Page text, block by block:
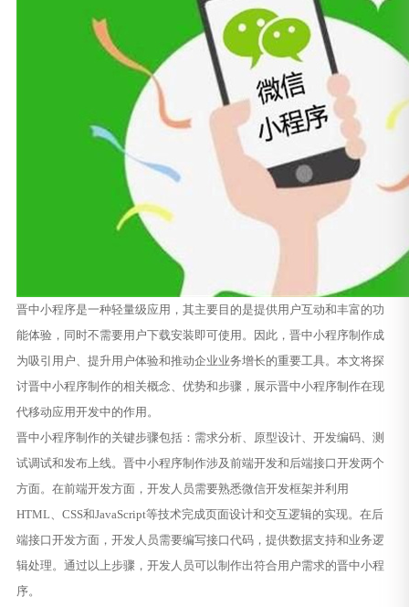
晋中小程序是一种轻量级应用，其主要目的是提供用户互动和丰富的功
能体验，同时不需要用户下载安装即可使用。因此，晋中小程序制作成
为吸引用户、提升用户体验和推动企业业务增长的重要工具。本文将探
讨晋中小程序制作的相关概念、优势和步骤，展示晋中小程序制作在现
代移动应用开发中的作用。
晋中小程序制作的关键步骤包括：需求分析、原型设计、开发编码、测
试调试和发布上线。晋中小程序制作涉及前端开发和后端接口开发两个
方面。在前端开发方面，开发人员需要熟悉微信开发框架并利用
HTML、CSS和JavaScript等技术完成页面设计和交互逻辑的实现。在后
端接口开发方面，开发人员需要编写接口代码，提供数据支持和业务逻
辑处理。通过以上步骤，开发人员可以制作出符合用户需求的晋中小程
序。